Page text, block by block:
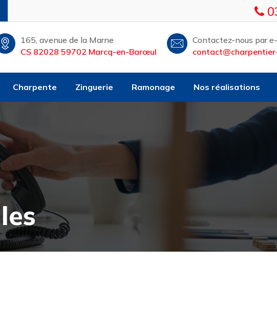
165, avenue de la Marne
CS 82028 59702 Marcq-en-Barœul
Contactez-nous par
Charpente Zinguerie Ramonage Nos réalisations